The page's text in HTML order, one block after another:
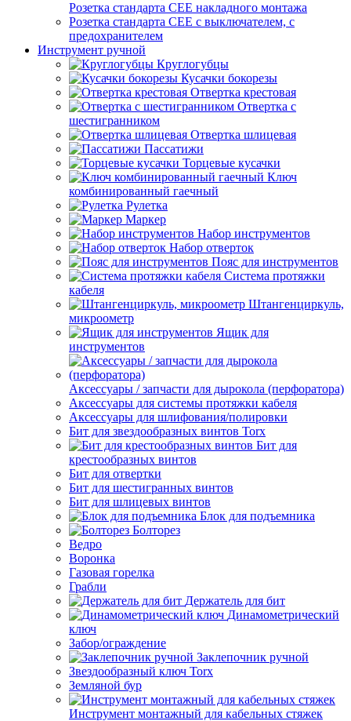
Розетка стандарта СЕЕ накладного монтажа
Розетка стандарта СЕЕ с выключателем, с
предохранителем
Инструмент ручной
Круглогубцы
Кусачки бокорезы
Отвертка крестовая
Отвертка с
шестигранником
Отвертка шлицевая
Пассатижи
Торцевые кусачки
Ключ
комбинированный гаечный
Рулетка
Маркер
Набор инструментов
Набор отверток
Пояс для инструментов
Система протяжки
кабеля
Штангенциркуль,
микроометр
Ящик для
инструментов
Аксессуары / запчасти для дырокола (перфоратора)
Аксессуары для системы протяжки кабеля
Аксессуары для шлифования/полировки
Бит для звездообразных винтов Torx
Бит для
крестообразных винтов
Бит для отвертки
Бит для шестигранных винтов
Бит для шлицевых винтов
Блок для подъемника
Болторез
Ведро
Воронка
Газовая горелка
Грабли
Держатель для бит
Динамометрический
ключ
Забор/ограждение
Заклепочник ручной
Звездообразный ключ Torx
Земляной бур
Инструмент монтажный для кабельных стяжек